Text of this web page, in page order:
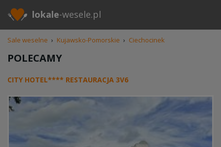
lokale-wesele.pl
Sale weselne › Kujawsko-Pomorskie › Ciechocinek
POLECAMY
CITY HOTEL**** RESTAURACJA 3V6